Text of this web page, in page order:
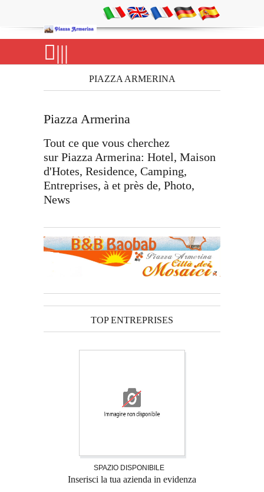
|||
PIAZZA ARMERINA
Piazza Armerina
Tout ce que vous cherchez
sur Piazza Armerina: Hotel, Maison
d'Hotes, Residence, Camping,
Entreprises, à et près de, Photo,
News
TOP ENTREPRISES
SPAZIO DISPONIBILE
Inserisci la tua azienda in evidenza